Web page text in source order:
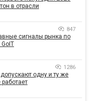
в отрасли
847
сигналы рынка по
1286
одну и ту же